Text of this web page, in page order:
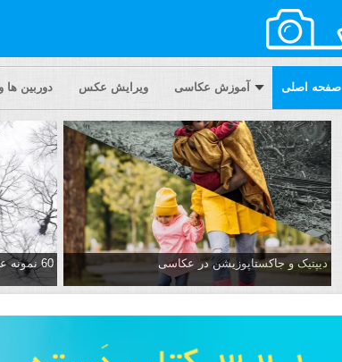
صفحه اصلی آموزش عکاسی ویرایش عکس دوربین ها
دیپتیک و جاکستا‌پوزیشن در عکاسی 60 نمونه عکس سبک ماکسیمالیسم